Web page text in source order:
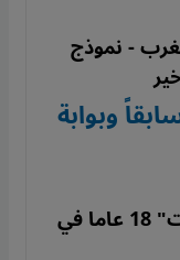
- نموذج
وبوابة
مذكرات عزيز بنبين "تازماموت" 18 عاما في